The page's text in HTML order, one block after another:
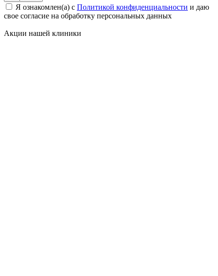
Я ознакомлен(а) с Политикой конфиденциальности и даю
свое cогласие на обработку персональных данных
Акции нашей клиники